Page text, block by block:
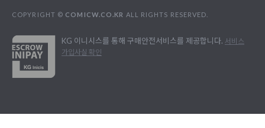
COPYRIGHT © COMICW.CO.KR ALL RIGHTS RESERVED.
KG 이니시스를 통해 구매안전서비스를 제공합니다. 서비스
가입사실 확인